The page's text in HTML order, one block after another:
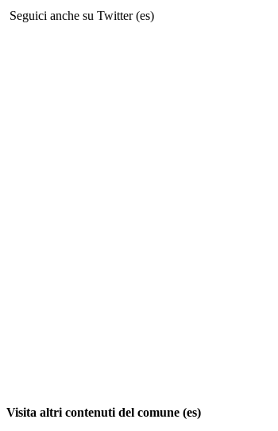
Seguici anche su Twitter (es)
Visita altri contenuti del comune (es)